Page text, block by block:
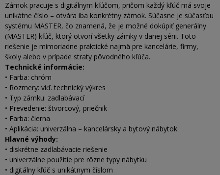
Zámok pracuje s digitálnym kľúčom, pričom každý kľúč má svoje
unikátne číslo – otvára iba konkrétny zámok. Súčasne je súčasťou
systému MASTER, čo znamená, že je možné dokúpiť generálny
(MASTER) kľúč, ktorý otvorí všetky zámky v danej sérii. Toto
riešenie je mimoriadne praktické najmä pre kancelárie, firmy,
školy alebo v prípade straty pôvodného kľúča.
Technické informácie:
• Farba: chróm
• Rozmery: viď. technický výkres
• Typ zámku: zadlabávací
• Prevedenie: štvorcový, priečnik
• Farba: čierna
• Aplikácia: univerzálna – kancelársky a bytový nábytok
Hlavné výhody:
• diskrétne zadlabávacie riešenie
• univerzálne použitie pre rôzne typy nábytku
• digitálny kľúč s unikátnym číslom